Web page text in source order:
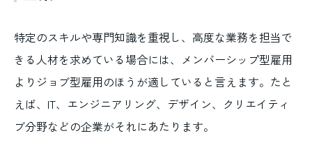
特定のスキルや専門知識を重視し、高度な業務を担当で
きる人材を求めている場合には、メンバーシップ型雇用
よりジョブ型雇用のほうが適していると言えます。たと
えば、IT、エンジニアリング、デザイン、クリエイティ
ブ分野などの企業がそれにあたります。